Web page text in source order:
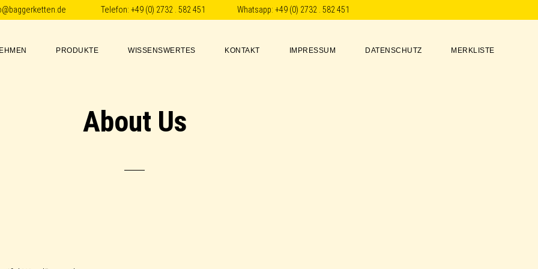
Telefon: +49 (0) 2732 . 582 451 Whatsapp: +49 (0) 2732 . 582 451
PRODUKTE WISSENSWERTES KONTAKT IMPRESSUM DATENSCHUTZ MERKLISTE
About Us